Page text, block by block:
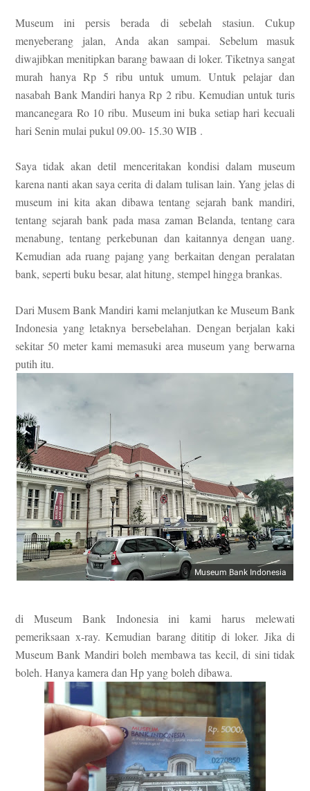
Museum ini persis berada di sebelah stasiun. Cukup
menyeberang jalan, Anda akan sampai. Sebelum masuk
diwajibkan menitipkan barang bawaan di loker. Tiketnya sangat
murah hanya Rp 5 ribu untuk umum. Untuk pelajar dan
nasabah Bank Mandiri hanya Rp 2 ribu. Kemudian untuk turis
mancanegara Ro 10 ribu. Museum ini buka setiap hari kecuali
hari Senin mulai pukul 09.00- 15.30 WIB .
Saya tidak akan detil menceritakan kondisi dalam museum
karena nanti akan saya cerita di dalam tulisan lain. Yang jelas di
museum ini kita akan dibawa tentang sejarah bank mandiri,
tentang sejarah bank pada masa zaman Belanda, tentang cara
menabung, tentang perkebunan dan kaitannya dengan uang.
Kemudian ada ruang pajang yang berkaitan dengan peralatan
bank, seperti buku besar, alat hitung, stempel hingga brankas.
Dari Musem Bank Mandiri kami melanjutkan ke Museum Bank
Indonesia yang letaknya bersebelahan. Dengan berjalan kaki
sekitar 50 meter kami memasuki area museum yang berwarna
putih itu.
Museum Bank Indonesia
di Museum Bank Indonesia ini kami harus melewati
pemeriksaan x-ray. Kemudian barang dititip di loker. Jika di
Museum Bank Mandiri boleh membawa tas kecil, di sini tidak
boleh. Hanya kamera dan Hp yang boleh dibawa.